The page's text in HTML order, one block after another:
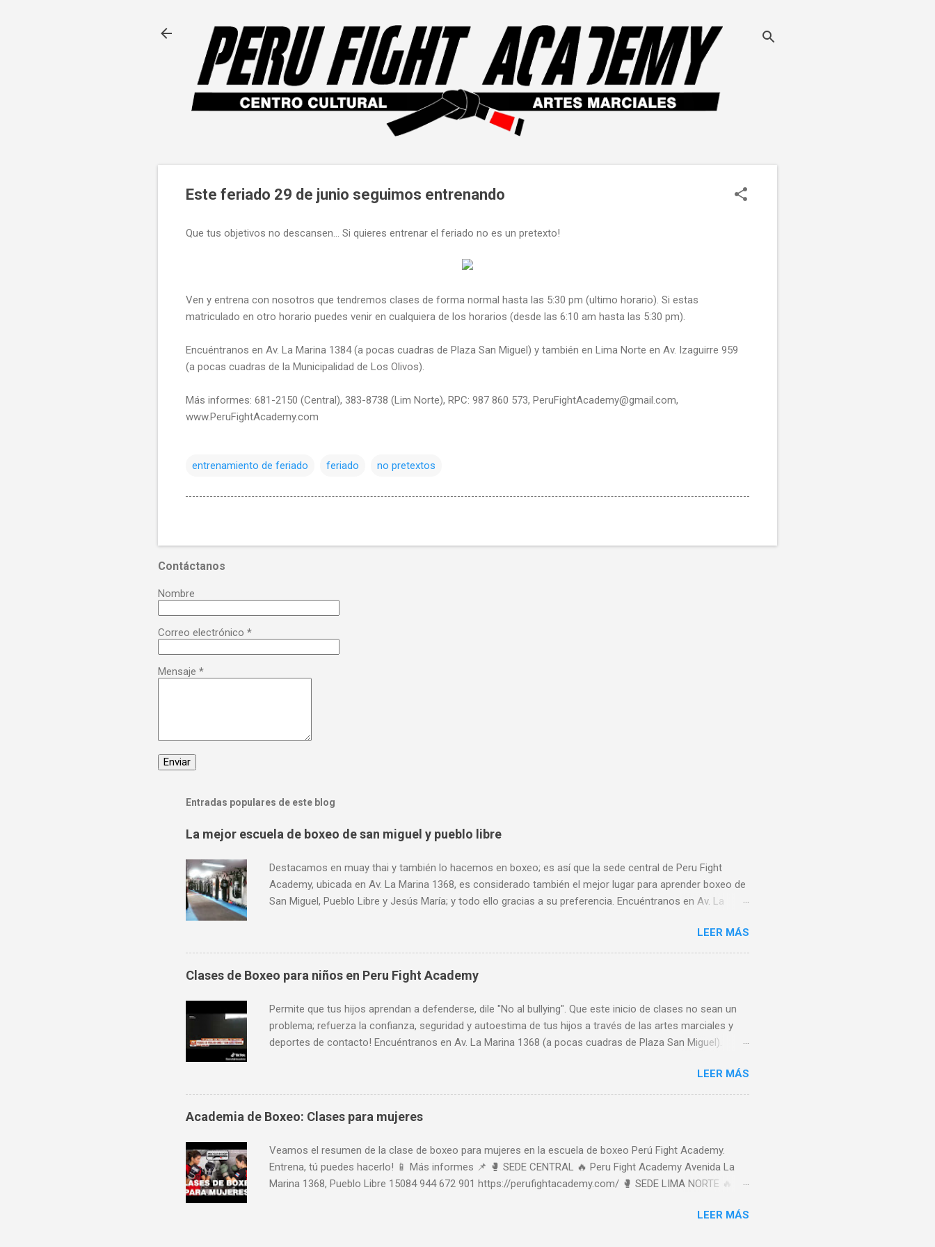
Este feriado 29 de junio seguimos entrenando
Que tus objetivos no descansen... Si quieres entrenar el feriado no es un pretexto!
Ven y entrena con nosotros que tendremos clases de forma normal hasta las 5:30 pm (ultimo horario). Si estas
matriculado en otro horario puedes venir en cualquiera de los horarios (desde las 6:10 am hasta las 5:30 pm).
Encuéntranos en Av. La Marina 1384 (a pocas cuadras de Plaza San Miguel) y también en Lima Norte en Av. Izaguirre 959
(a pocas cuadras de la Municipalidad de Los Olivos).
Más informes: 681-2150 (Central), 383-8738 (Lim Norte), RPC: 987 860 573, PeruFightAcademy@gmail.com,
www.PeruFightAcademy.com
entrenamiento de feriado feriado no pretextos
Contáctanos
Nombre
Correo electrónico *
Mensaje *
Entradas populares de este blog
La mejor escuela de boxeo de san miguel y pueblo libre
Destacamos en muay thai y también lo hacemos en boxeo; es así que la sede central de Peru Fight
Academy, ubicada en Av. La Marina 1368, es considerado también el mejor lugar para aprender boxeo de
San Miguel, Pueblo Libre y Jesús María; y todo ello gracias a su preferencia. Encuéntranos en Av. La
crédito. Horario de atención: Lunes a Viernes de 7 am a 11 pm, Sábados de 9 am a 8 pm y Domingos de
9 am a 1 pm. Más informes: 944 672 901, PeruFightAcademy@gmail.com, www.PeruFightAcademy.com
LEER MÁS
Clases de Boxeo para niños en Peru Fight Academy
Permite que tus hijos aprendan a defenderse, dile "No al bullying". Que este inicio de clases no sean un
problema; refuerza la confianza, seguridad y autoestima de tus hijos a través de las artes marciales y
deportes de contacto! Encuéntranos en Av. La Marina 1368 (a pocas cuadras de Plaza San Miguel).
PeruFightAcademy@gmail.com, www.PeruFightAcademy.com 📱 Más informes 📌 🥊 SEDE CENTRAL 🔥
Peru Fight Academy Avenida La Marina 1368, Pueblo Libre 15084 944 672 901
https://perufightacademy.com/ 🥊 SEDE LIMA NORTE 🔥 Peru Fight Academy Norte : Boxeo - Muay Thai -
LEER MÁS
Academia de Boxeo: Clases para mujeres
Veamos el resumen de la clase de boxeo para mujeres en la escuela de boxeo Perú Fight Academy.
Entrena, tú puedes hacerlo! 📱 Más informes 📌 🥊 SEDE CENTRAL 🔥 Peru Fight Academy Avenida La
Marina 1368, Pueblo Libre 15084 944 672 901 https://perufightacademy.com/ 🥊 SEDE LIMA NORTE 🔥
LEER MÁS